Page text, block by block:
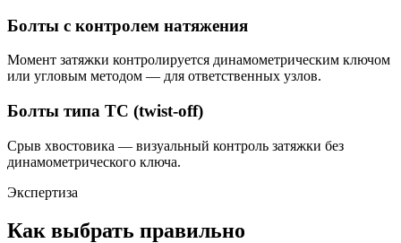
Болты с контролем натяжения
Момент затяжки контролируется динамометрическим ключом
или угловым методом — для ответственных узлов.
Болты типа TC (twist-off)
Срыв хвостовика — визуальный контроль затяжки без
динамометрического ключа.
Экспертиза
Как выбрать правильно